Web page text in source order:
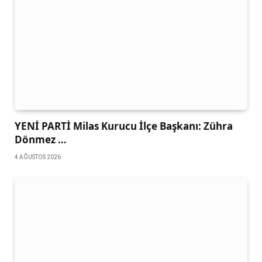
YENİ PARTİ Milas Kurucu İlçe Başkanı: Zühra
Dönmez …
4 AĞUSTOS 2026